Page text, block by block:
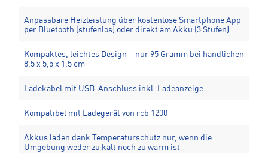
Anpassbare Heizleistung über kostenlose Smartphone App
per Bluetooth (stufenlos) oder direkt am Akku (3 Stufen)
Kompaktes, leichtes Design – nur 95 Gramm bei handlichen
8,5 x 5,5 x 1,5 cm
Ladekabel mit USB-Anschluss inkl. Ladeanzeige
Kompatibel mit Ladegerät von rcb 1200
Akkus laden dank Temperaturschutz nur, wenn die
Umgebung weder zu kalt noch zu warm ist